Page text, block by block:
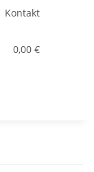
Kontakt
0,00 €